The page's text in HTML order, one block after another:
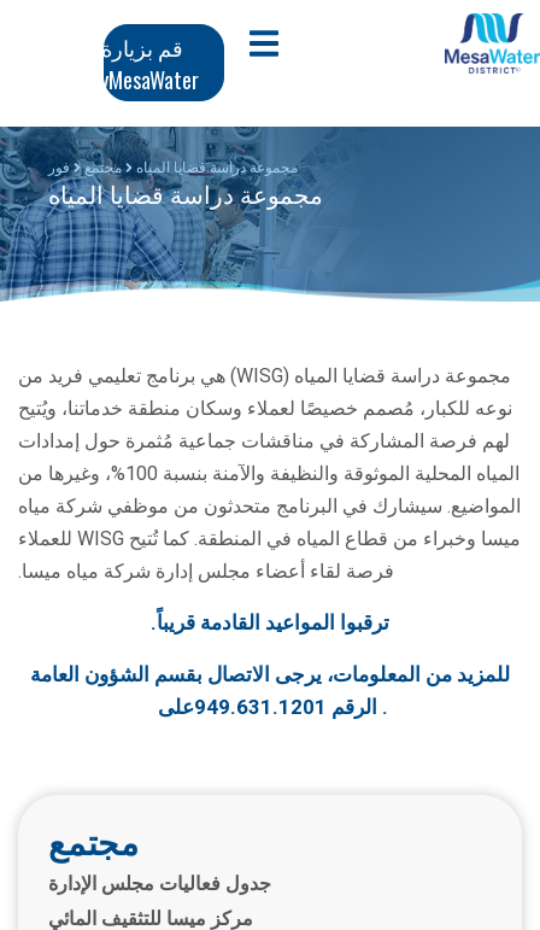
افتح قائمة الجوالقم بزيارة
MyMesaWater
فور مجتمع مجموعة دراسة قضايا المياه
مجموعة دراسة قضايا المياه
مجموعة دراسة قضايا المياه (WISG) هي برنامج تعليمي فريد من
نوعه للكبار، مُصمم خصيصًا لعملاء وسكان منطقة خدماتنا، ويُتيح
لهم فرصة المشاركة في مناقشات جماعية مُثمرة حول إمدادات
المياه المحلية الموثوقة والنظيفة والآمنة بنسبة 100%، وغيرها من
المواضيع. سيشارك في البرنامج متحدثون من موظفي شركة مياه
ميسا وخبراء من قطاع المياه في المنطقة. كما تُتيح WISG للعملاء
فرصة لقاء أعضاء مجلس إدارة شركة مياه ميسا.
ترقبوا المواعيد القادمة قريباً.
للمزيد من المعلومات، يرجى الاتصال بقسم الشؤون العامة
على
الرقم 949.631.1201
مجتمع
جدول فعاليات مجلس الإدارة
مركز ميسا للتثقيف المائي